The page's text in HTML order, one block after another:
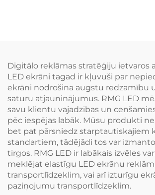
Digitālo reklāmas stratēģiju ietvaros
LED ekrāni tagad ir kļuvuši par
ekrāni nodrošina augstu redzamību
saturu atjauninājumus. RMG LED
savu klientu vajadzības un
pēc iespējas labāk. Mūsu produkti
bet pat pārsniedz starptautiskajiem
standartiem, tādējādi tos var
tirgos. RMG LED ir labākais izvēles
meklējat elastīgu LED ekrānu
transportlīdzeklim, vai arī izturīgu
paziņojumu transportlīdzeklim.